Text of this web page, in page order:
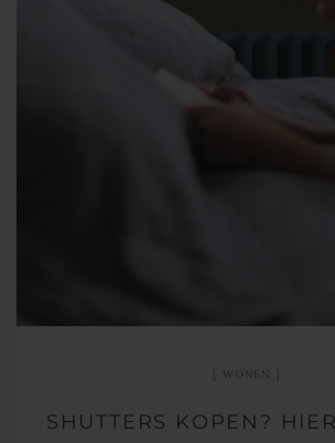
WONEN
SHUTTERS KOPEN?